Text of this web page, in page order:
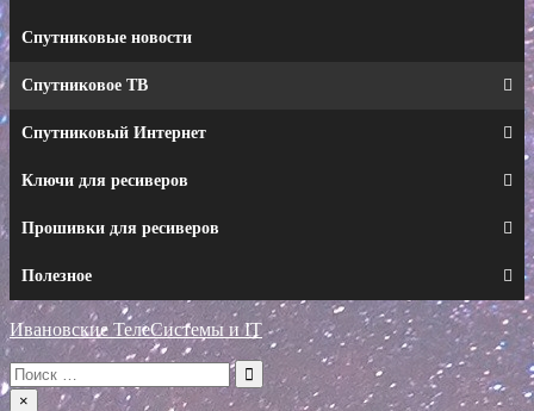
Спутниковые новости
Спутниковое ТВ
Спутниковый Интернет
Ключи для ресиверов
Прошивки для ресиверов
Полезное
Ивановские ТелеСистемы и IT
Искать:
×